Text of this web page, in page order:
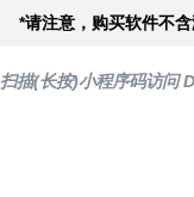
*请注意，购买软件不含
扫描(长按)小程序码访问